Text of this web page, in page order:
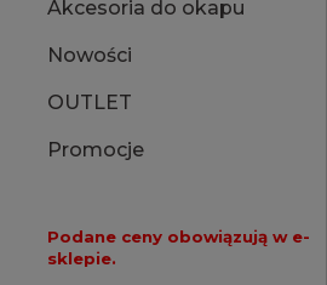
Akcesoria do okapu
Nowości
OUTLET
Promocje
Podane ceny obowiązują w e-
sklepie.